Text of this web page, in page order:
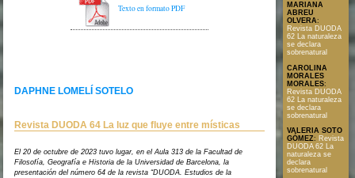
Texto en formato PDF
DAPHNE LOMELÍ SOTELO
Revista DUODA 64 La luz que fluye entre místicas
El 20 de octubre de 2023 tuvo lugar, en el Aula 313 de la Facultad de
Filosofía, Geografía e Historia de la Universidad de Barcelona, la
presentación del número 64 de la revista “DUODA. Estudios de la
MARIANA
ABREU
OLVERA:
Revista DUODA
62 La naturaleza
se declara
sobrenatural
CAROLINA
MORALES
MORALES:
Revista DUODA
62 La naturaleza
se declara
sobrenatural
VALERIA SOTO
GÓMEZ: Revista
DUODA 62 La
naturaleza se
declara
sobrenatural